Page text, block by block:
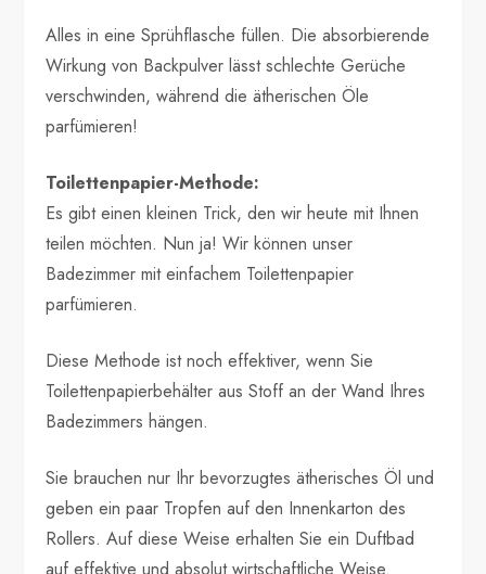
Alles in eine Sprühflasche füllen. Die absorbierende
Wirkung von Backpulver lässt schlechte Gerüche
verschwinden, während die ätherischen Öle
parfümieren!
Toilettenpapier-Methode:
Es gibt einen kleinen Trick, den wir heute mit Ihnen
teilen möchten. Nun ja! Wir können unser
Badezimmer mit einfachem Toilettenpapier
parfümieren.
Diese Methode ist noch effektiver, wenn Sie
Toilettenpapierbehälter aus Stoff an der Wand Ihres
Badezimmers hängen.
Sie brauchen nur Ihr bevorzugtes ätherisches Öl und
geben ein paar Tropfen auf den Innenkarton des
Rollers. Auf diese Weise erhalten Sie ein Duftbad